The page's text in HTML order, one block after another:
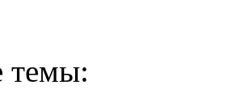
темы: